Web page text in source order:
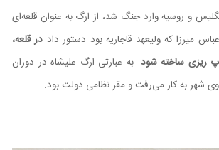
و روسیه وارد جنگ شد، از ارگ به عنوان قلعه‌ای
میرزا که ولیعهد قاجاریه بود دستور داد در قلعه،
ریزی ساخته شود. به عبارتی ارگ علیشاه در دوران
شهر به کار می‌رفت و مقر نظامی دولت بود.